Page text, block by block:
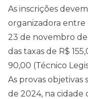
As inscrições
organizadora entre
23 de novembro
das taxas de R$
90,00 (Técnico
As provas objetivas
de 2024, na cidade